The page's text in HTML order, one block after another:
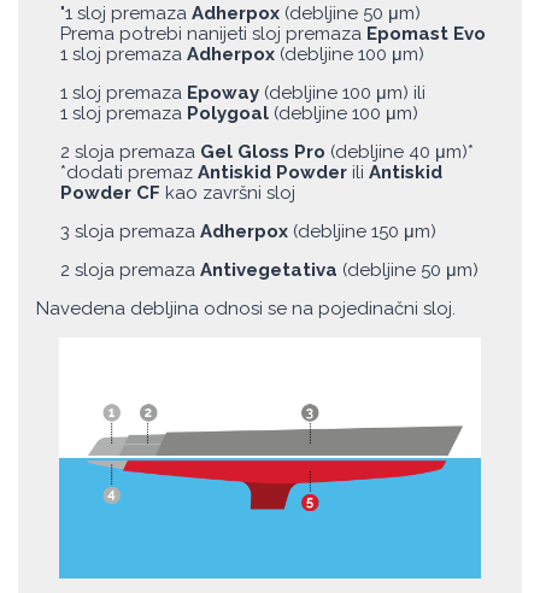
"1 sloj premaza Adherpox (debljine 50 μm)
Prema potrebi nanijeti sloj premaza Epomast Evo
1 sloj premaza Adherpox (debljine 100 μm)
1 sloj premaza Epoway (debljine 100 μm) ili
1 sloj premaza Polygoal (debljine 100 μm)
2 sloja premaza Gel Gloss Pro (debljine 40 μm)*
*dodati premaz Antiskid Powder ili Antiskid
Powder CF kao završni sloj
3 sloja premaza Adherpox (debljine 150 μm)
2 sloja premaza Antivegetativa (debljine 50 μm)
Navedena debljina odnosi se na pojedinačni sloj.